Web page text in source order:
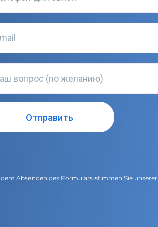
Absenden des Formulars stimmen Sie unserer